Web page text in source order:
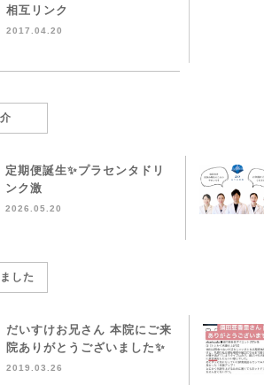
相互リンク
2017.04.20
定期便誕生✨プラセンタドリ
ンク激
2026.05.20
した
だいすけお兄さん 本院にご来
院ありがとうございました✨
2019.03.26